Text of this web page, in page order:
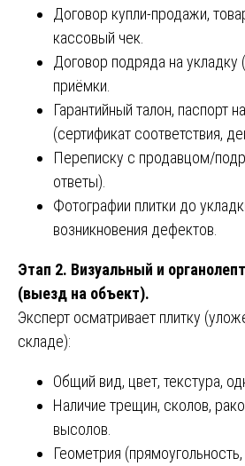
Договор купли-продажи,
кассовый чек.
Договор подряда на укладку
приёмки.
Гарантийный талон, паспорт
(сертификат соответствия,
Переписку с продавцом/
ответы).
Фотографии плитки до
возникновения дефектов.
Этап 2. Визуальный и
(выезд на объект).
Эксперт осматривает плитку
складе):
Общий вид, цвет, текстура,
Наличие трещин, сколов,
высолов.
Геометрия